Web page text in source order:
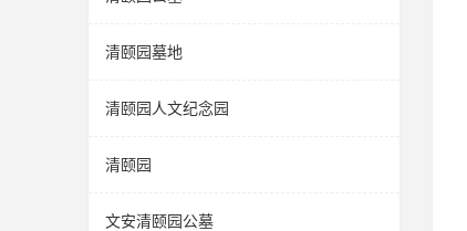
清颐园墓地
清颐园人文纪念园
清颐园
文安清颐园公墓